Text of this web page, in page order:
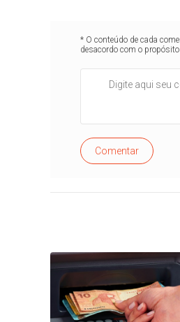
* O conteúdo de cada
desacordo com o
Comentar